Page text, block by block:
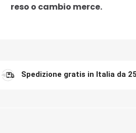
reso o cambio merce.
Spedizione gratis in Italia da